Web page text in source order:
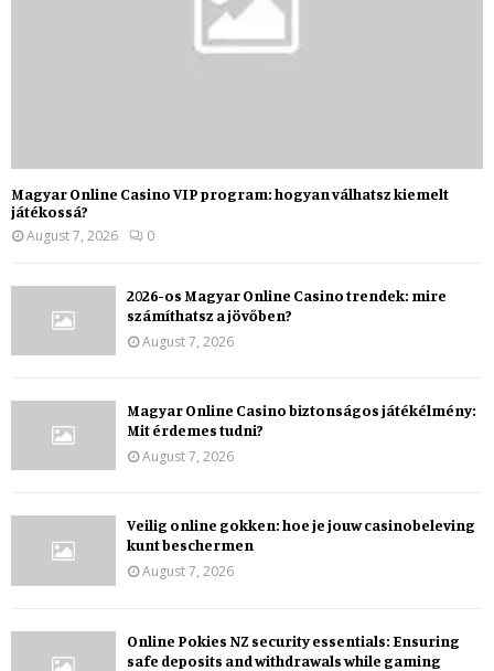
Magyar Online Casino VIP program: hogyan válhatsz kiemelt
játékossá?
August 7, 2026
0
2026-os Magyar Online Casino trendek: mire
számíthatsz a jövőben?
August 7, 2026
Magyar Online Casino biztonságos játékélmény:
Mit érdemes tudni?
August 7, 2026
Veilig online gokken: hoe je jouw casinobeleving
kunt beschermen
August 7, 2026
Online Pokies NZ security essentials: Ensuring
safe deposits and withdrawals while gaming